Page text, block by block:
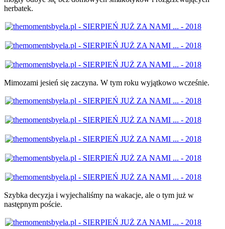
herbatek.
Mimozami jesień się zaczyna. W tym roku wyjątkowo wcześnie.
Szybka decyzja i wyjechaliśmy na wakacje, ale o tym już w
następnym poście.